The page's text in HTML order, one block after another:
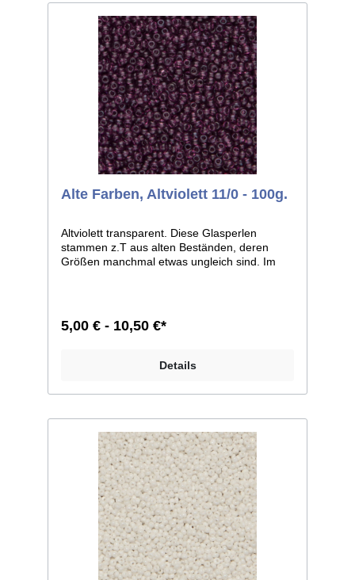
Alte Farben, Altviolett 11/0 - 100g.
Altviolett transparent. Diese Glasperlen
stammen z.T aus alten Beständen, deren
Größen manchmal etwas ungleich sind. Im
früher geschah, zusammen verarbeiten.
Größe 11/0 entspricht ca. 2,1mm im
im Durchmesser. Liefereinheit: 100g./250g.
5,00 € - 10,50 €*
Details